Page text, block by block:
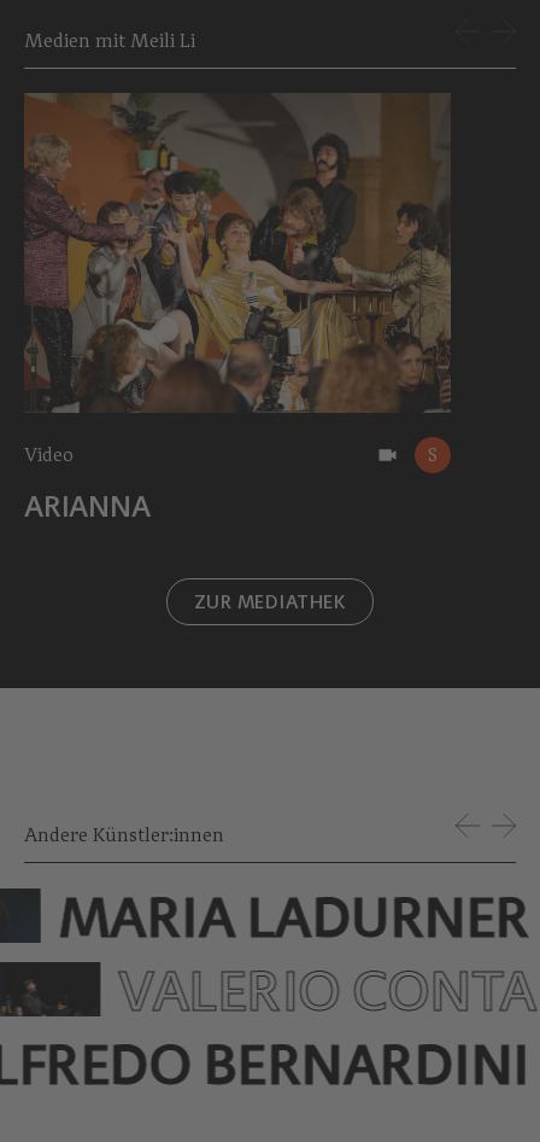
Medien mit Meili Li
Video S
ARIANNA
ZUR MEDIATHEK
Andere Künstler:innen
MARIA LADURNER
VALERIO
BERNARDINI